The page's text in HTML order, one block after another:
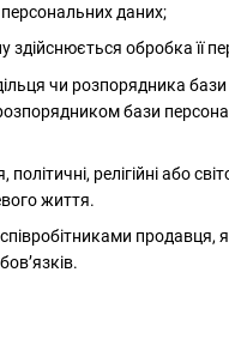
даних;
здійснюється обробка її
чи розпорядника
бази
релігійні або
життя.
продавця,